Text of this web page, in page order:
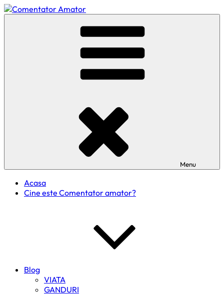
Skip
to
Menu
Acasa
Cine este Comentator amator?
Blog
VIATA
GANDURI